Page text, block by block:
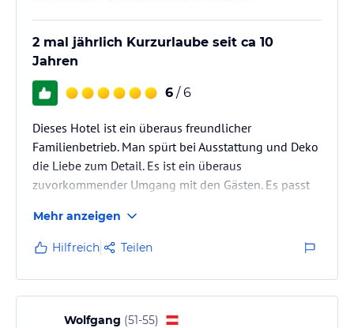
2 mal jährlich Kurzurlaube seit ca 10
Jahren
6 / 6
Dieses Hotel ist ein überaus freundlicher
Familienbetrieb. Man spürt bei Ausstattung und Deko
die Liebe zum Detail. Es ist ein überaus
zuvorkommender Umgang mit den Gästen. Es passt
Mehr anzeigen
Hilfreich Teilen
Wolfgang (51-55)